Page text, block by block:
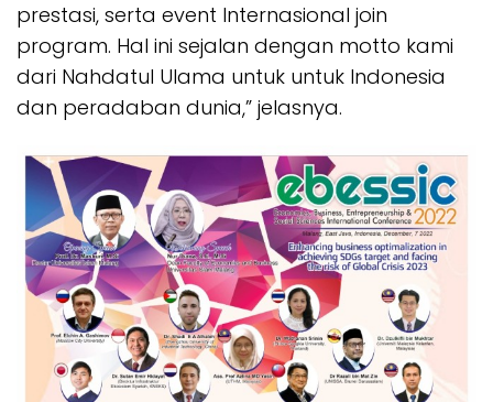
prestasi, serta event Internasional join
program. Hal ini sejalan dengan motto kami
dari Nahdatul Ulama untuk untuk Indonesia
dan peradaban dunia,” jelasnya.